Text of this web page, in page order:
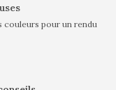
couleurs pour un rendu